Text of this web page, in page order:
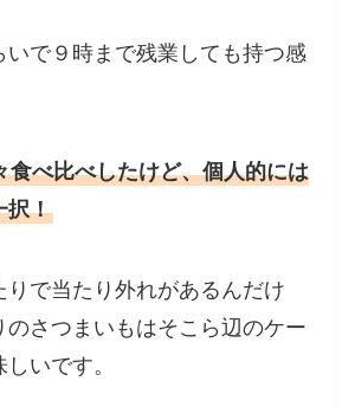
いで９時まで残業しても持つ感
食べ比べしたけど、個人的には
択！
りで当たり外れがあるんだけ
のさつまいもはそこら辺のケー
いです。